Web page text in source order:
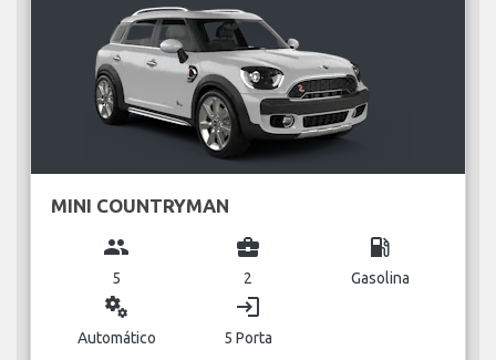
MINI COUNTRYMAN
group
5
business_center
2
local_gas_station
Gasolina
miscellaneous_services
Automático
login
5 Porta